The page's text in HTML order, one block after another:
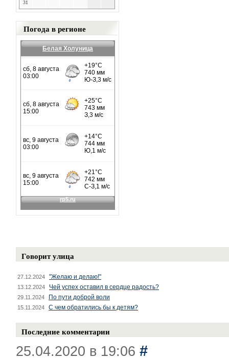
31
Погода в регионе
Белая Холуница
Говорит улица
27.12.2024 "Желаю и делаю!"
13.12.2024 Чей успех оставил в сердце радость?
29.11.2024 По пути доброй воли
15.11.2024 С чем обратились бы к детям?
Последние комментарии
25.04.2020 в 19:06 #